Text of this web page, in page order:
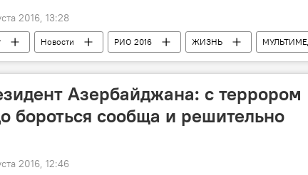
2016, 13:28
Новости РИО 2016 ЖИЗНЬ
Азербайджана: с террором
бороться сообща и решительно
2016, 12:46